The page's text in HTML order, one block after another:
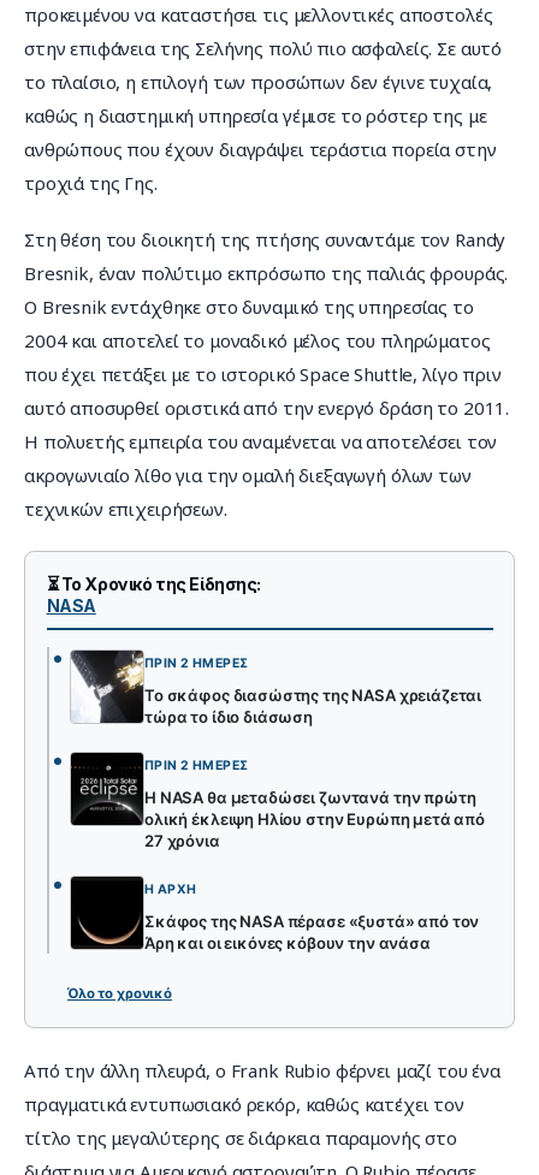
προκειμένου να καταστήσει τις μελλοντικές αποστολές
στην επιφάνεια της Σελήνης πολύ πιο ασφαλείς. Σε αυτό
το πλαίσιο, η επιλογή των προσώπων δεν έγινε τυχαία,
καθώς η διαστημική υπηρεσία γέμισε το ρόστερ της με
ανθρώπους που έχουν διαγράψει τεράστια πορεία στην
τροχιά της Γης.
Στη θέση του διοικητή της πτήσης συναντάμε τον Randy
Bresnik, έναν πολύτιμο εκπρόσωπο της παλιάς φρουράς.
Ο Bresnik εντάχθηκε στο δυναμικό της υπηρεσίας το
2004 και αποτελεί το μοναδικό μέλος του πληρώματος
που έχει πετάξει με το ιστορικό Space Shuttle, λίγο πριν
αυτό αποσυρθεί οριστικά από την ενεργό δράση το 2011.
Η πολυετής εμπειρία του αναμένεται να αποτελέσει τον
ακρογωνιαίο λίθο για την ομαλή διεξαγωγή όλων των
τεχνικών επιχειρήσεων.
⏳ Το Χρονικό της Είδησης:
NASA
ΠΡΙΝ 2 ΗΜΈΡΕΣ
Το σκάφος διασώστης της NASA χρειάζεται
τώρα το ίδιο διάσωση
ΠΡΙΝ 2 ΗΜΈΡΕΣ
Η NASA θα μεταδώσει ζωντανά την πρώτη
ολική έκλειψη Ηλίου στην Ευρώπη μετά από
27 χρόνια
Η ΑΡΧΉ
Σκάφος της NASA πέρασε «ξυστά» από τον
Άρη και οι εικόνες κόβουν την ανάσα
Όλο το χρονικό
Από την άλλη πλευρά, ο Frank Rubio φέρνει μαζί του ένα
πραγματικά εντυπωσιακό ρεκόρ, καθώς κατέχει τον
τίτλο της μεγαλύτερης σε διάρκεια παραμονής στο